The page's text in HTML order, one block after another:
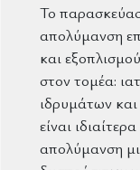
Το
απολύμανση
και
στον τομέα:
ιδρυμάτων
είναι
απολύμανση